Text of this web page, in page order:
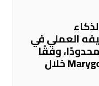
العملي في
وفقًا
لدراسة أجرتها Marygold Studio خلال